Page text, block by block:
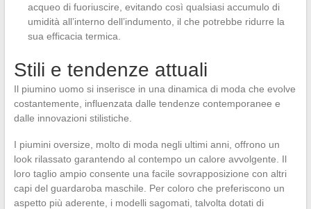
acqueo di fuoriuscire, evitando così qualsiasi accumulo di
umidità all’interno dell’indumento, il che potrebbe ridurre la
sua efficacia termica.
Stili e tendenze attuali
Il piumino uomo si inserisce in una dinamica di moda che evolve
costantemente, influenzata dalle tendenze contemporanee e
dalle innovazioni stilistiche.
I piumini oversize, molto di moda negli ultimi anni, offrono un
look rilassato garantendo al contempo un calore avvolgente. Il
loro taglio ampio consente una facile sovrapposizione con altri
capi del guardaroba maschile. Per coloro che preferiscono un
aspetto più aderente, i modelli sagomati, talvolta dotati di